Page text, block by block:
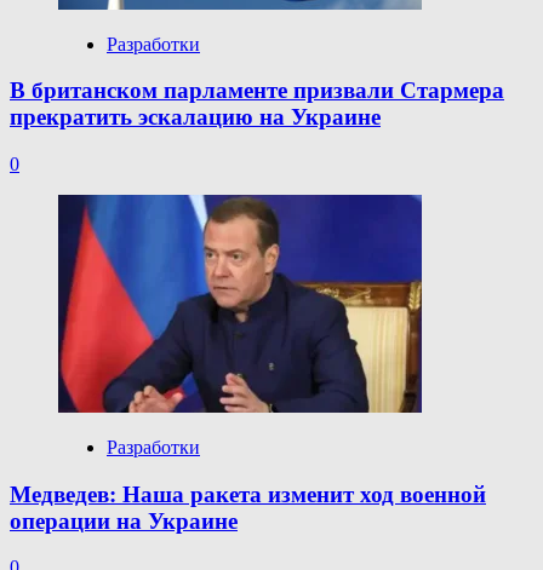
Разработки
В британском парламенте призвали Стармера
прекратить эскалацию на Украине
0
Разработки
Медведев: Наша ракета изменит ход военной
операции на Украине